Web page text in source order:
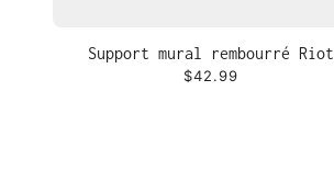
Support mural rembourré Riot
$42.99